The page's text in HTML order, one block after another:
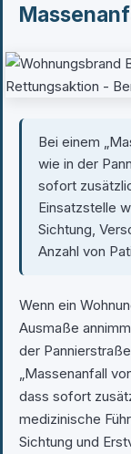
Bei einem
wie in der
sofort
Einsatzstelle
Sichtung,
Anzahl von
Wenn ein
Ausmaße
der
„Massenanfall
dass sofort
medizinische
Sichtung und